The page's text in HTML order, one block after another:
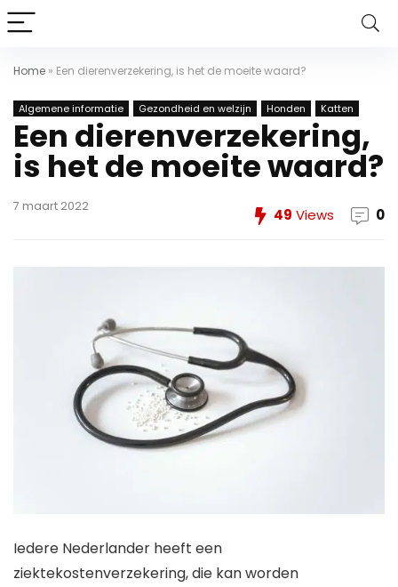
Home » Een dierenverzekering, is het de moeite waard?
Algemene informatie Gezondheid en welzijn Honden Katten
Een dierenverzekering,
is het de moeite waard?
7 maart 2022 49 Views 0
Iedere Nederlander heeft een
ziektekostenverzekering, die kan worden